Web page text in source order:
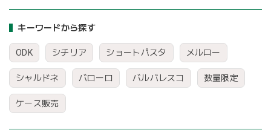
キーワードから探す
ODK シチリア ショートパスタ メルロー
シャルドネ バローロ バルバレスコ 数量限定
ケース販売